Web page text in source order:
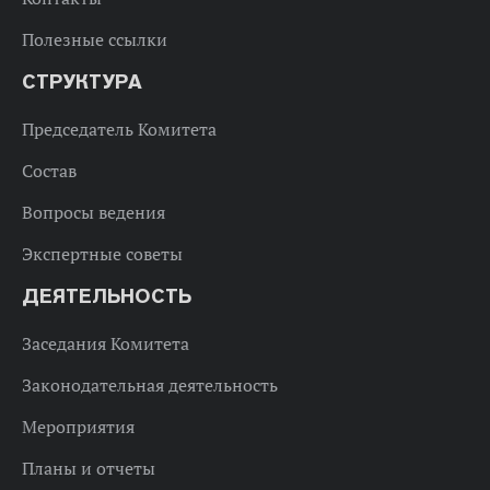
Полезные ссылки
СТРУКТУРА
Председатель Комитета
Состав
Вопросы ведения
Экспертные советы
ДЕЯТЕЛЬНОСТЬ
Заседания Комитета
Законодательная деятельность
Мероприятия
Планы и отчеты